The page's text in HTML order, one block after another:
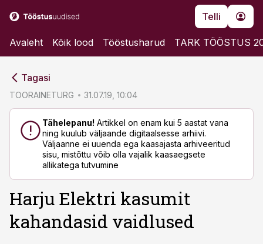
Telli
Avaleht Kõik lood Tööstusharud TARK TÖÖSTUS
Tagasi
TOORAINETURG 31.07.19, 10:04
Tähelepanu! Artikkel on enam kui 5 aastat vana
ning kuulub väljaande digitaalsesse arhiivi.
Väljaanne ei uuenda ega kaasajasta arhiveeritud
sisu, mistõttu võib olla vajalik kaasaegsete
allikatega tutvumine
Harju Elektri kasumit
kahandasid vaidlused